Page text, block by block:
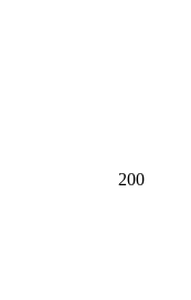
200